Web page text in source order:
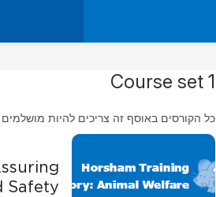
Course set 1
כל הקורסים באוסף זה צריכים להיות
Safety